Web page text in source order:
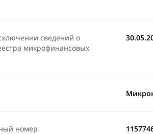
сведений о
микрофинансовых
номер